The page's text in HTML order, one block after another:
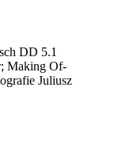
DD 5.1
Making Of-
Juliusz